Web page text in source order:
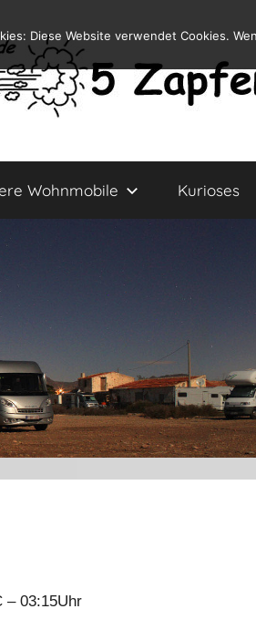
Wohnmobile Kurioses
– 03:15Uhr
Diese Website verwendet Cookies.